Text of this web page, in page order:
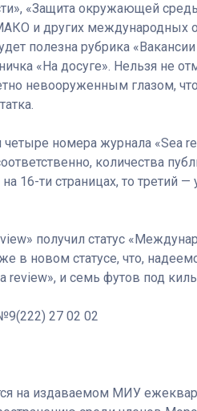
«Защита окружающей
и других международных
полезна рубрика
«На досуге». Нельзя не
невооруженным глазом,
номера журнала «Sea
количества
16-ти страницах, то третий
получил статус
в новом статусе, что,
review», и семь футов под
27 02 02
на издаваемом МИУ